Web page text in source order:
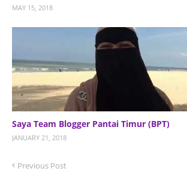
MAY 15, 2018
Saya Team Blogger Pantai Timur (BPT)
JANUARY 21, 2018
Previous Post